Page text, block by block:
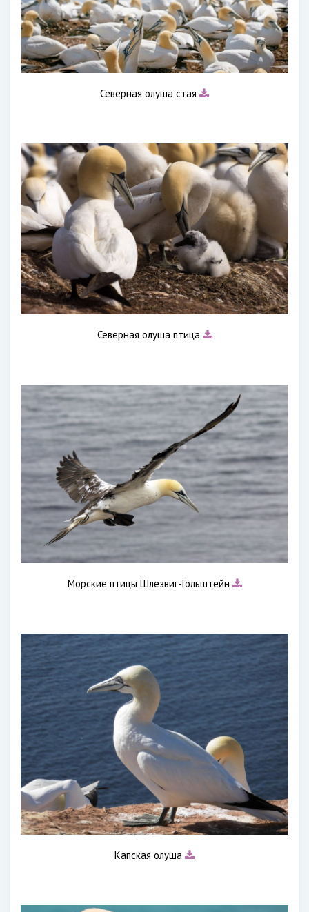
Северная олуша стая
Северная олуша птица
Морские птицы Шлезвиг-Гольштейн
Капская олуша